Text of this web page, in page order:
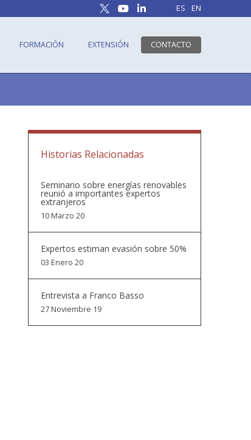
ES EN
FORMACIÓN EXTENSIÓN CONTACTO
Historias Relacionadas
Seminario sobre energías renovables
reunió a importantes expertos
extranjeros
10 Marzo 20
Expertos estiman evasión sobre 50%
03 Enero 20
Entrevista a Franco Basso
27 Noviembre 19